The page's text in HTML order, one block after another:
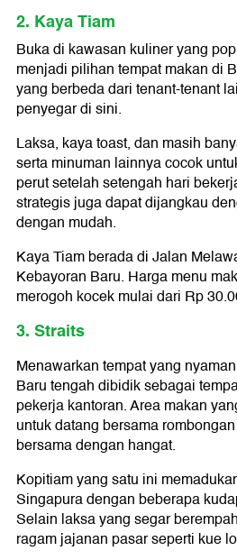
2. Kaya Tiam
Buka di kawasan kuliner yang
menjadi pilihan tempat makan di
yang berbeda dari tenant-tenant
penyegar di sini.
Laksa, kaya toast, dan masih
serta minuman lainnya cocok
perut setelah setengah hari
strategis juga dapat dijangkau
dengan mudah.
Kaya Tiam berada di Jalan
Kebayoran Baru. Harga menu
merogoh kocek mulai dari Rp
3. Straits
Menawarkan tempat yang
Baru tengah dibidik sebagai
pekerja kantoran. Area makan
untuk datang bersama
bersama dengan hangat.
Kopitiam yang satu ini
Singapura dengan beberapa
Selain laksa yang segar
ragam jajanan pasar seperti kue